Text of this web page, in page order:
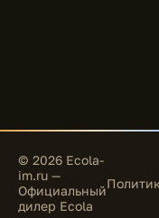
© 2026 Ecola-
im.ru —
Официальный
дилер Ecola